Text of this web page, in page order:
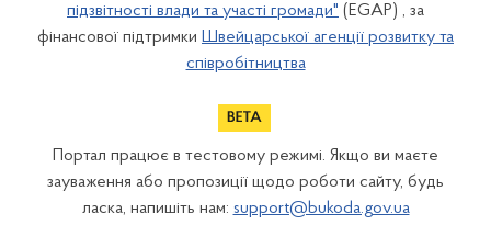
підзвітності влади та участі громади" (EGAP) , за
фінансової підтримки Швейцарської агенції розвитку та
співробітництва
Портал працює в тестовому режимі. Якщо ви маєте
зауваження або пропозиції щодо роботи сайту, будь
ласка, напишіть нам: support@bukoda.gov.ua